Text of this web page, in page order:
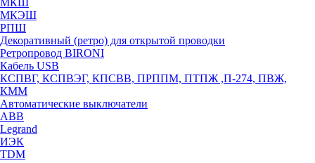
МКШ
МКЭШ
РПШ
Декоративный (ретро) для открытой проводки
Ретропровод BIRONI
Кабель USB
КСПВГ, КСПВЭГ, КПСВВ, ПРППМ, ПТПЖ ,П-274, ПВЖ,
КММ
Автоматические выключатели
ABB
Legrand
ИЭК
TDM